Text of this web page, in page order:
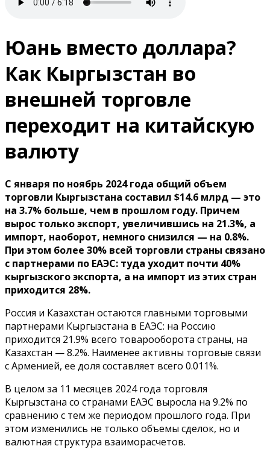
Юань вместо доллара?
Как Кыргызстан во
внешней торговле
переходит на китайскую
валюту
С января по ноябрь 2024 года общий объем
торговли Кыргызстана составил $14.6 млрд — это
на 3.7% больше, чем в прошлом году. Причем
вырос только экспорт, увеличившись на 21.3%, а
импорт, наоборот, немного снизился — на 0.8%.
При этом более 30% всей торговли страны связано
с партнерами по ЕАЭС: туда уходит почти 40%
кыргызского экспорта, а на импорт из этих стран
приходится 28%.
Россия и Казахстан остаются главными торговыми
партнерами Кыргызстана в ЕАЭС: на Россию
приходится 21.9% всего товарооборота страны, на
Казахстан — 8.2%. Наименее активны торговые связи
с Арменией, ее доля составляет всего 0.011%.
В целом за 11 месяцев 2024 года торговля
Кыргызстана со странами ЕАЭС выросла на 9.2% по
сравнению с тем же периодом прошлого года. При
этом изменились не только объемы сделок, но и
валютная структура взаиморасчетов.